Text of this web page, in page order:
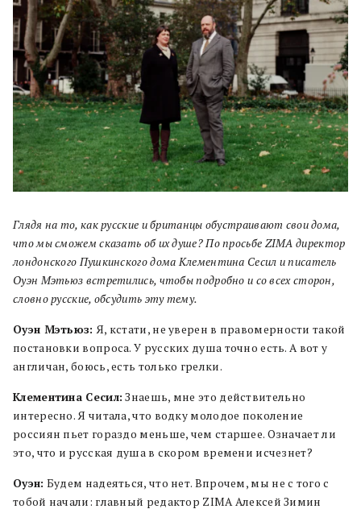
Глядя на то, как русские и британцы обустраивают свои дома,
что мы сможем сказать об их душе? По просьбе ZIMA директор
лондонского Пушкинского дома Клементина Сесил и писатель
Оуэн Мэтьюз встретились, чтобы подробно и со всех сторон,
словно русские, обсудить эту тему.
Оуэн Мэтьюз: Я, кстати, не уверен в правомерности такой
постановки вопроса. У русских душа точно есть. А вот у
англичан, боюсь, есть только грелки.
Клементина Сесил: Знаешь, мне это действительно
интересно. Я читала, что водку молодое поколение
россиян пьет гораздо меньше, чем старшее. Означает ли
это, что и русская душа в скором времени исчезнет?
Оуэн: Будем надеяться, что нет. Впрочем, мы не с того с
тобой начали: главный редактор ZIMA Алексей Зимин